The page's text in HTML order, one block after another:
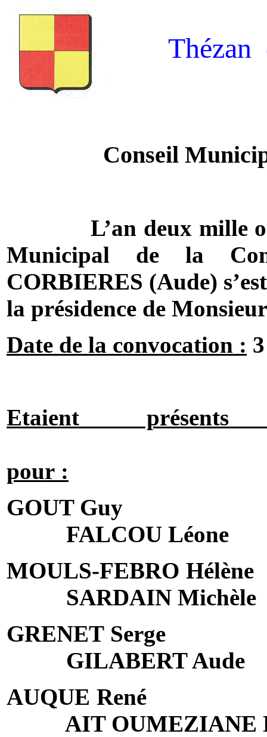
Thézan
Conseil
L’an deux mille
Municipal de la
CORBIERES (Aude)
la présidence de
Date de la convocation :
Etaient
pour :
GOUT Guy
FALCOU Léone
MOULS-FEBRO Hélène
SARDAIN Michèle
GRENET Serge
GILABERT Aude
AUQUE René
AIT OUMEZIANE